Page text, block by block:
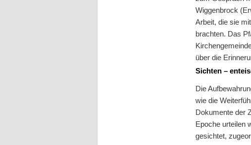
Wiggenbrock
Arbeit, die sie
brachten. Das
über die
Sichten –
Die
wie die
Dokumente der
Epoche urteilen
gesichtet,